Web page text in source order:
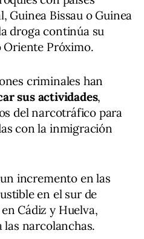
Guinea Bissau o Guinea
droga continúa su
Oriente Próximo.
criminales han
sus actividades,
del narcotráfico para
con la inmigración
incremento en las
en el sur de
Cádiz y Huelva,
las narcolanchas.